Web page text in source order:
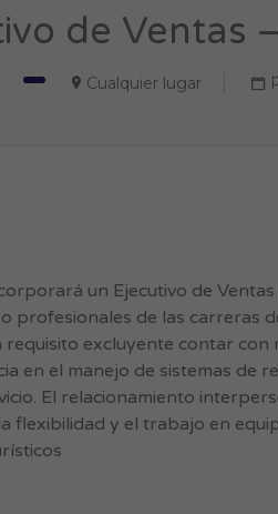
de Ventas
Cualquier lugar
un Ejecutivo de
profesionales de las carreras
excluyente contar
en el manejo de sistemas de
El relacionamiento
flexibilidad y el trabajo en